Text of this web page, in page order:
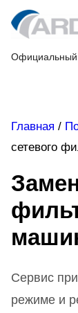
Skip
to
content
Официальный
Главная /
сетевого
Сервис
режиме и